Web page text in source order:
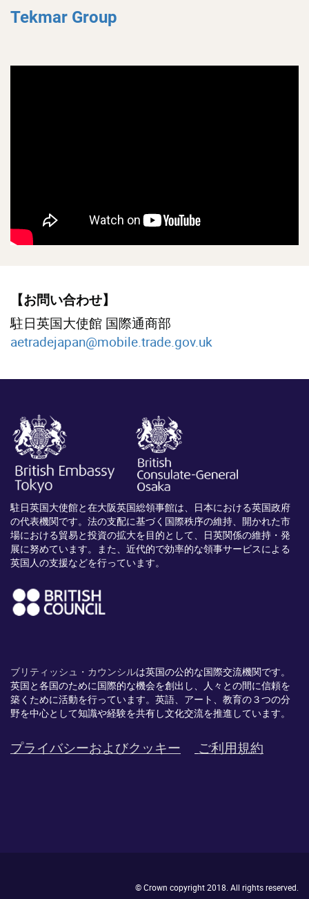
Tekmar Group
【お問い合わせ】
駐日英国大使館 国際通商部
aetradejapan@mobile.trade.gov.uk
駐日英国大使館と在大阪英国総領事館は、日本における英国政府
の代表機関です。法の支配に基づく国際秩序の維持、開かれた市
場における貿易と投資の拡大を目的として、日英関係の維持・発
展に努めています。また、近代的で効率的な領事サービスによる
英国人の支援などを行っています。
ブリティッシュ・カウンシルは英国の公的な国際交流機関です。
英国と各国のために国際的な機会を創出し、
人々との間に信頼を
築くために活動を行っています。英語、 アート、 教育の３つの分
野を中心として知識や経験を共有し文化交流を推進 しています。
プライバシーおよびクッキー ご利用規約
© Crown copyright 2018. All rights reserved.